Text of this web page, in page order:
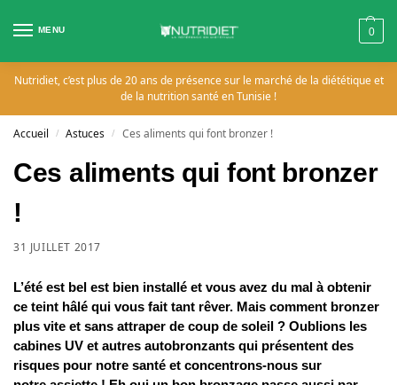
MENU 0
Nutridiet, c’est plus de 20 ans de présence sur le marché de la diététique et
de la nutrition santé en Tunisie !
Accueil / Astuces / Ces aliments qui font bronzer !
Ces aliments qui font bronzer
!
31 JUILLET 2017
L’été est bel est bien installé et vous avez du mal à obtenir
ce teint hâlé qui vous fait tant rêver. Mais comment bronzer
plus vite et sans attraper de coup de soleil ? Oublions les
cabines UV et autres autobronzants qui présentent des
risques pour notre santé et concentrons-nous sur